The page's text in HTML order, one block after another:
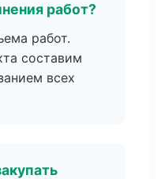
работ?
работ.
составим
всех